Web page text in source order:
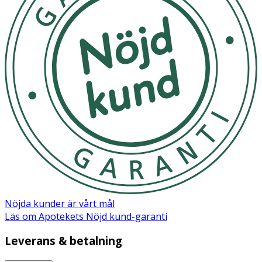
INNEHÅLLSDEKLARATION 1 tablett %DRI*
Omega-3 fettsyror 362 mg
Varav EPA 54 mg
Varav DHA 270 mg
Kolin 21 mg
Vitamin D 10 μg 200
25 μg
Nöjda kunder är vårt mål
Läs om Apotekets Nöjd kund-garanti
Leverans & betalning